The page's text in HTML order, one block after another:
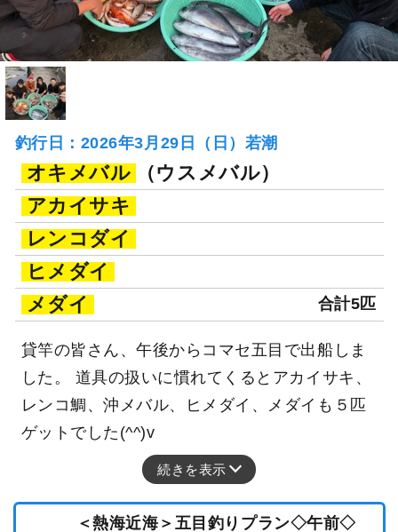
釣行日：2026年3月29日（日）若潮
オキメバル
（ウスメバル）
アカイサキ
レンコダイ
ヒメダイ
メダイ
合計5匹
貸竿の皆さん、午後からコマセ五目で出船しま
した。 道具の扱いに慣れてくるとアカイサキ、
レンコ鯛、沖メバル、ヒメダイ、メダイも５匹
ゲットでした(^^)v
続きを表示
＜熱海近海＞五目釣りプラン◇午前◇